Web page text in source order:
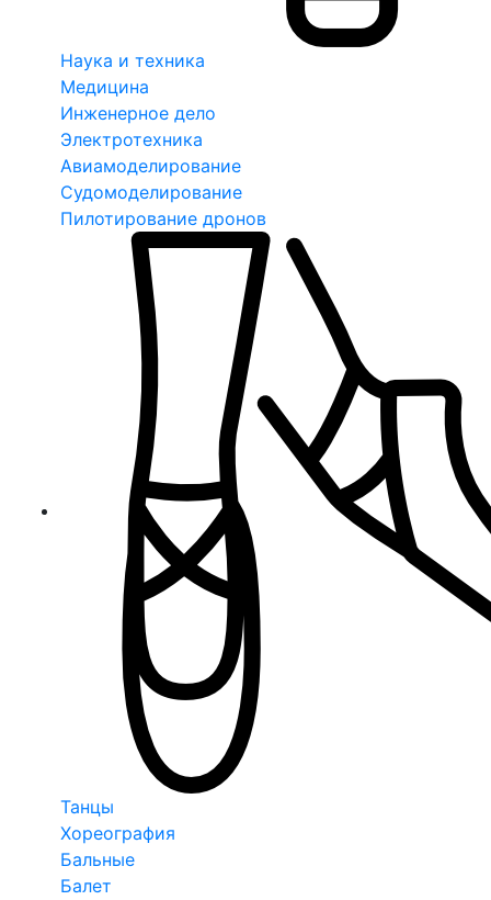
Наука и техника
Медицина
Инженерное дело
Электротехника
Авиамоделирование
Судомоделирование
Пилотирование дронов
Танцы
Хореография
Бальные
Балет